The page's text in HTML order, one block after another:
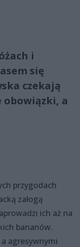
i
się
czekają
a
przygodach
załogą
ich aż na
bananów.
agresywnymi